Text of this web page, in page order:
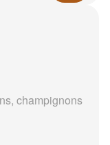
champignons